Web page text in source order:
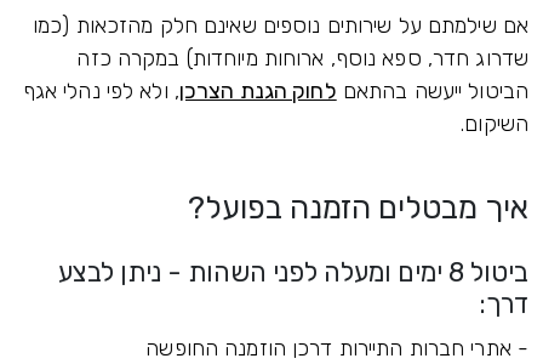
אם שילמתם על שירותים נוספים שאינם חלק מהזכאות (כמו
שדרוג חדר, ספא נוסף, ארוחות מיוחדות) במקרה כזה
הביטול ייעשה בהתאם לחוק הגנת הצרכן, ולא לפי נהלי אגף
השיקום.
איך מבטלים הזמנה בפועל?
ביטול 8 ימים ומעלה לפני השהות - ניתן לבצע
דרך:
- אתרי חברות התיירות דרכן הוזמנה החופשה